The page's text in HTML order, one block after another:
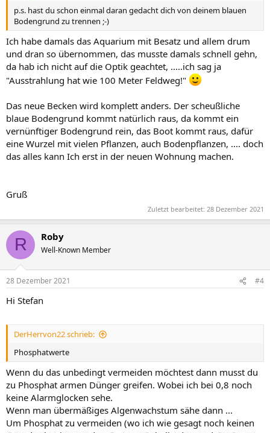
p.s. hast du schon einmal daran gedacht dich von deinem blauen
Bodengrund zu trennen ;-)
Ich habe damals das Aquarium mit Besatz und allem drum
und dran so übernommen, das musste damals schnell gehn,
da hab ich nicht auf die Optik geachtet, .....ich sag ja
"Ausstrahlung hat wie 100 Meter Feldweg!"
Das neue Becken wird komplett anders. Der scheußliche
blaue Bodengrund kommt natürlich raus, da kommt ein
vernünftiger Bodengrund rein, das Boot kommt raus, dafür
eine Wurzel mit vielen Pflanzen, auch Bodenpflanzen, .... doch
das alles kann Ich erst in der neuen Wohnung machen.
Gruß
Zuletzt bearbeitet: 28 Dezember 2021
R Roby
Well-Known Member
28 Dezember 2021 #4
Hi Stefan
DerHerrvon22 schrieb:
Phosphatwerte
Wenn du das unbedingt vermeiden möchtest dann musst du
zu Phosphat armen Dünger greifen. Wobei ich bei 0,8 noch
keine Alarmglocken sehe.
Wenn man übermäßiges Algenwachstum sähe dann ...
Um Phosphat zu vermeiden (wo ich wie gesagt noch keinen